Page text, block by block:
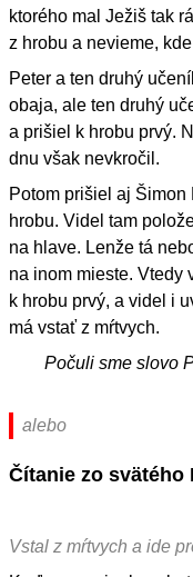
ktorého mal Ježiš tak
z hrobu a nevieme,
Peter a ten druhý
obaja, ale ten druhý
a prišiel k hrobu prvý.
dnu však nevkročil.
Potom prišiel aj
hrobu. Videl tam
na hlave. Lenže tá
na inom mieste. Vtedy
k hrobu prvý, a videl i
má vstať z mŕtvych.
Počuli sme slovo
alebo
Čítanie zo svätého
Vstal z mŕtvych a ide